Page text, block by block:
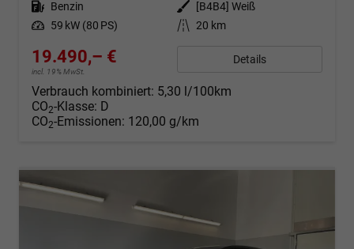
Kraftstoff Benzin Außenfarbe
[B4B4] Weiß
Leistung 59 kW (80 PS) Kilometerstand 20 km
19.490,– €
incl. 19% MwSt.
Details
Verbrauch kombiniert: 5,30 l/100km
CO2-Klasse: D
CO2-Emissionen: 120,00 g/km